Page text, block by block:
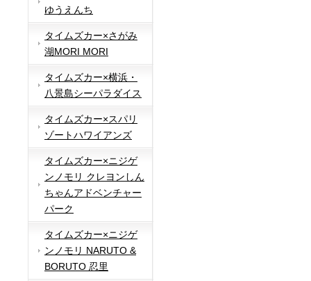
ゆうえんち
タイムズカー×さがみ
湖MORI MORI
タイムズカー×横浜・
八景島シーパラダイス
タイムズカー×スパリ
ゾートハワイアンズ
タイムズカー×ニジゲ
ンノモリ クレヨンしん
ちゃんアドベンチャー
パーク
タイムズカー×ニジゲ
ンノモリ NARUTO &
BORUTO 忍里